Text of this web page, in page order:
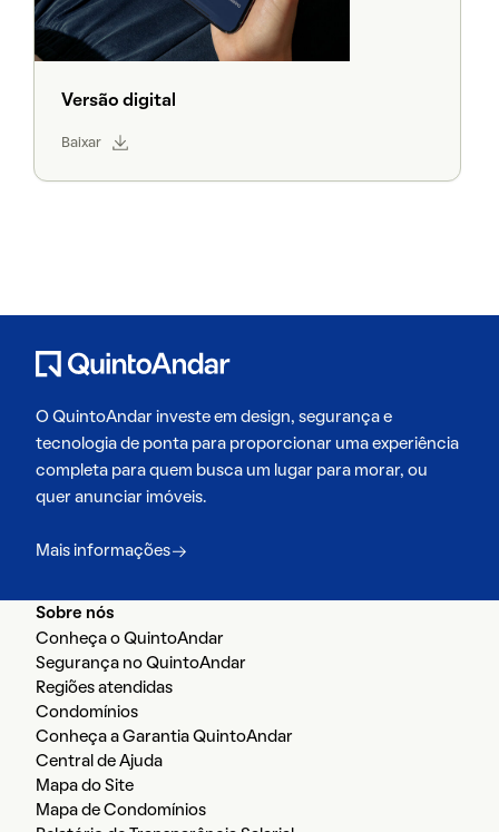
Versão digital
Baixar
Sobre nós
Conheça o QuintoAndar
Segurança no QuintoAndar
Regiões atendidas
Condomínios
Conheça a Garantia QuintoAndar
Central de Ajuda
Mapa do Site
Mapa de Condomínios
O QuintoAndar investe em design, segurança e
tecnologia de ponta para proporcionar uma experiência
completa para quem busca um lugar para morar, ou
quer anunciar imóveis.
Mais informações